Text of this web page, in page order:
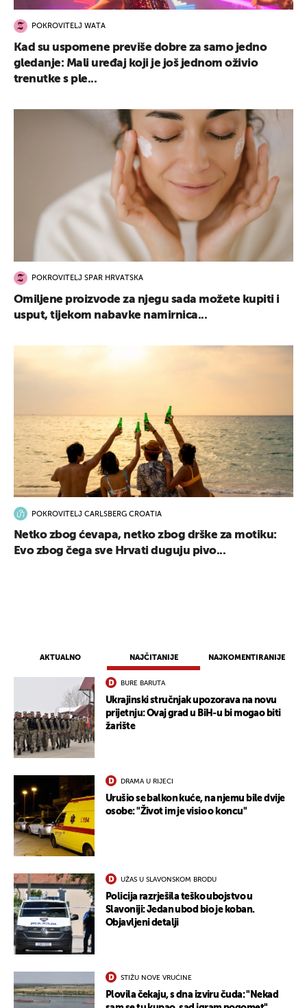
AKTUALNO NAJČITANIJE NAJKOMENTIRANIJE
BURE BARUTA
Ukrajinski stručnjak upozorava na novu
prijetnju: Ovaj grad u BiH-u bi mogao biti
žarište
DRAMA U RIJECI
Urušio se balkon kuće, na njemu bile dvije
osobe: "Život im je visio o koncu"
UŽAS U SLAVONSKOM BRODU
Policija razrješila teško ubojstvo u
Slavoniji: Jedan ubod bio je koban.
Objavljeni detalji
STIŽU NOVE VRUĆINE
Plovila čekaju, s dna izviru čuda: "Nekad
POKROVITELJ WATA
Kad su uspomene previše dobre za samo jedno
gledanje: Mali uređaj koji je još jednom oživio
trenutke s ple...
POKROVITELJ SPAR HRVATSKA
Omiljene proizvode za njegu sada možete kupiti i
usput, tijekom nabavke namirnica...
POKROVITELJ CARLSBERG CROATIA
Netko zbog ćevapa, netko zbog drške za motiku:
Evo zbog čega sve Hrvati duguju pivo...